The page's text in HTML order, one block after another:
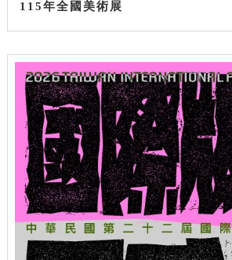
115年全國美術展